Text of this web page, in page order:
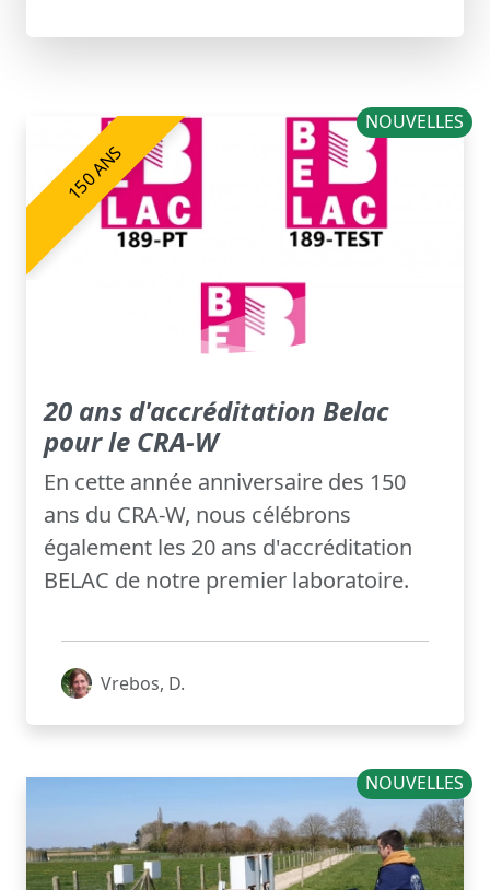
150 ANS
NOUVELLES
20 ans d'accréditation Belac
pour le CRA-W
En cette année anniversaire des 150
ans du CRA-W, nous célébrons
également les 20 ans d'accréditation
BELAC de notre premier laboratoire.
Vrebos, D.
NOUVELLES